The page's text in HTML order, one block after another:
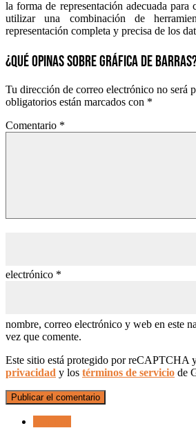
la forma de representación adecuada para
utilizar una combinación de
representación completa y precisa de los
¿QUÉ OPINAS SOBRE GRÁFICA DE
Tu dirección de correo electrónico no será
obligatorios están marcados con *
Comentario *
electrónico *
nombre, correo electrónico y web en este
vez que comente.
Este sitio está protegido por reCAPTCHA
privacidad y los términos de servicio de